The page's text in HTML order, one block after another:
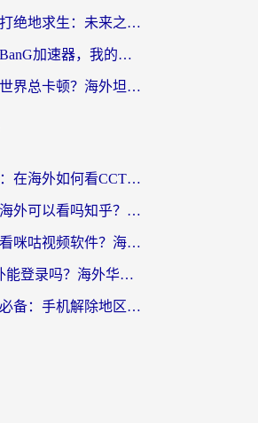
在欧洲怎么打绝地求生：未来之役不卡？留学生亲测的加速器避坑指南
人在美国玩BanG加速器，我的延迟终于绿了
海外玩坦克世界总卡顿？海外坦克世界加速器有哪些？实测好用的选择在这里
海外党亲测：在海外如何看CCTV？告别“仅限大陆播放”的实用指南
央视影音在海外可以看吗知乎？留学生亲测：3步解决地域限制+追剧自由
在国外怎么看咪咕视频软件？海外党亲测有效的回国加速方案
12123在国外能登录吗？海外华人必看的回国加速实用指南
海外党追剧必备：手机解除地区限制app怎么选？解决央视视频&国内剧地区限制全指南